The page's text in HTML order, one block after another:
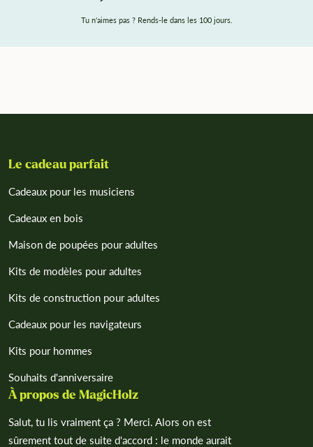
Tu n'aimes pas ? Rends-le dans les 100 jours.
Le cadeau parfait
Cadeaux pour les musiciens
Cadeaux en bois
Maison de poupées pour adultes
Kits de modèles pour adultes
Kits de construction pour adultes
Cadeaux pour les navigateurs
Kits pour hommes
Souhaits d'anniversaire
À propos de MagicHolz
Salut, tu lis vraiment ça ? Merci. Alors on est
sûrement tout de suite d'accord : le monde aurait